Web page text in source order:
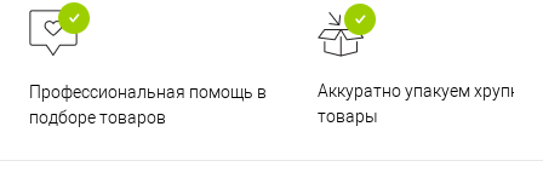
Профессиональная помощь в
подборе товаров
Аккуратно упакуем хрупкие
товары